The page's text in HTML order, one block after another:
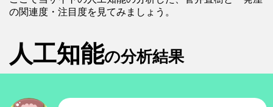
の関連度・注目度を見てみましょう。
人工知能の分析結果